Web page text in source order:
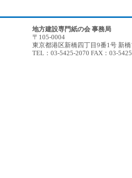
地方建設専門紙の会 事務局
〒105-0004
東京都港区新橋四丁目9番1号 新
TEL：03-5425-2070 FAX：03-